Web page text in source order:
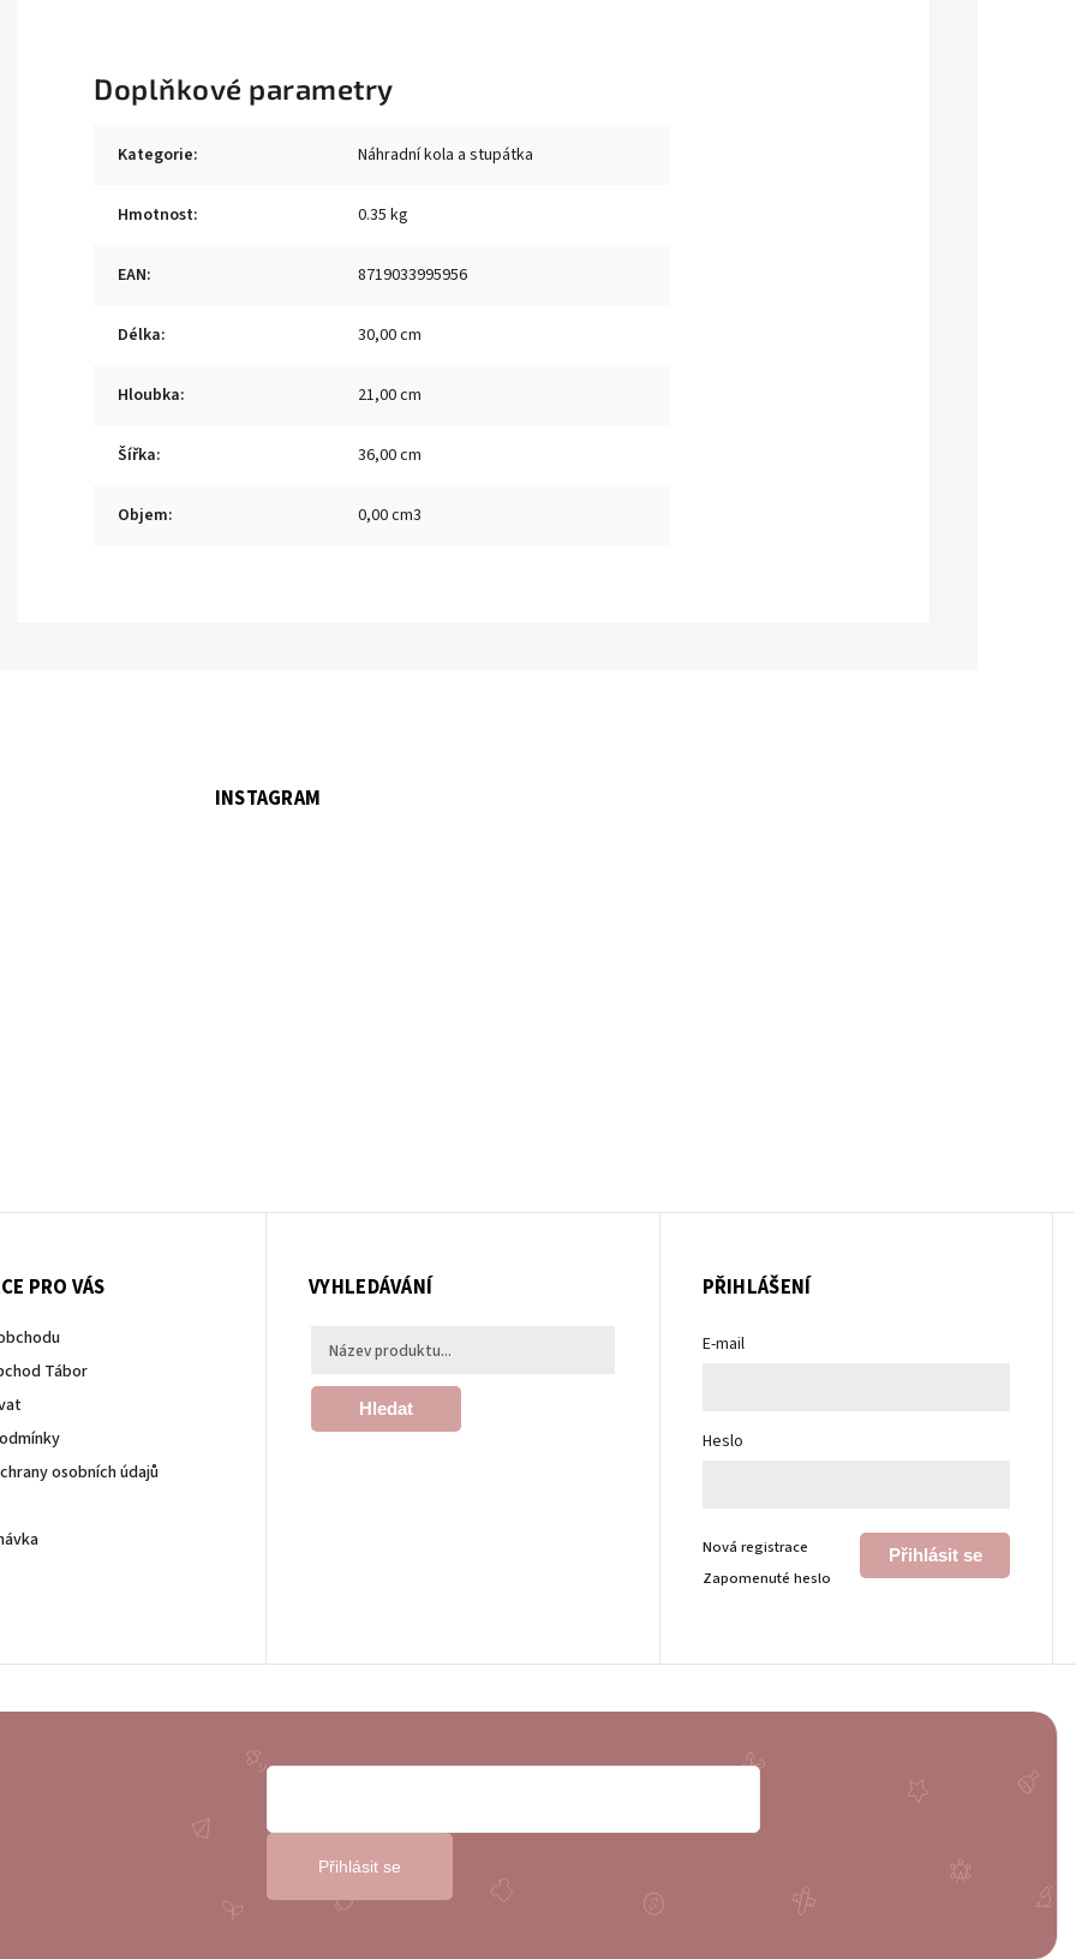
Doplňkové parametry
Kategorie: Náhradní kola a stupátka
Hmotnost: 0.35 kg
EAN: 8719033995956
Délka: 30,00 cm
Hloubka: 21,00 cm
Šířka: 36,00 cm
Objem: 0,00 cm3
PRO VÁS
Tábor
osobních údajů
VYHLEDÁVÁNÍ
Hledat
PŘIHLÁŠENÍ
E-mail
Heslo
Přihlásit se
Nová registrace
Zapomenuté heslo
INSTAGRAM
Přihlásit se